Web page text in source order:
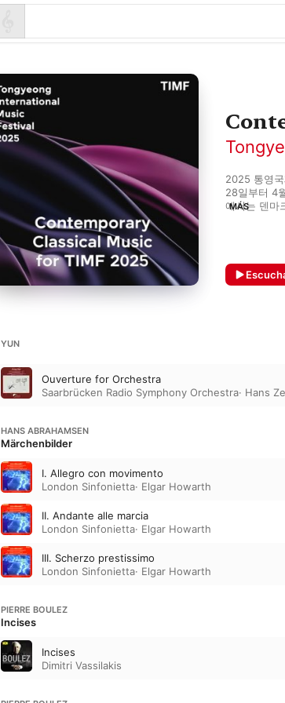
2025 통영
28일부터 4
에서는 덴마
The
MÁS
YUN
Ouverture for Orchestra
Saarbrücken Radio Symphony Orchestra· Hans
HANS ABRAHAMSEN
Märchenbilder
I. Allegro con movimento
London Sinfonietta· Elgar Howarth
II. Andante alle marcia
London Sinfonietta· Elgar Howarth
III. Scherzo prestissimo
London Sinfonietta· Elgar Howarth
PIERRE BOULEZ
Incises
Incises
Dimitri Vassilakis